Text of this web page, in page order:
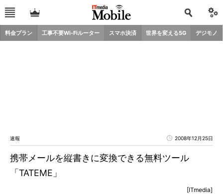
料金プラン 工事不要Wi-Fiルーター スマホ決済 世界を変える5G デジモノ
速報 2008年12月25日
携帯メールを縦書きに変換できる無料ツール
「TATEME」
[ITmedia]